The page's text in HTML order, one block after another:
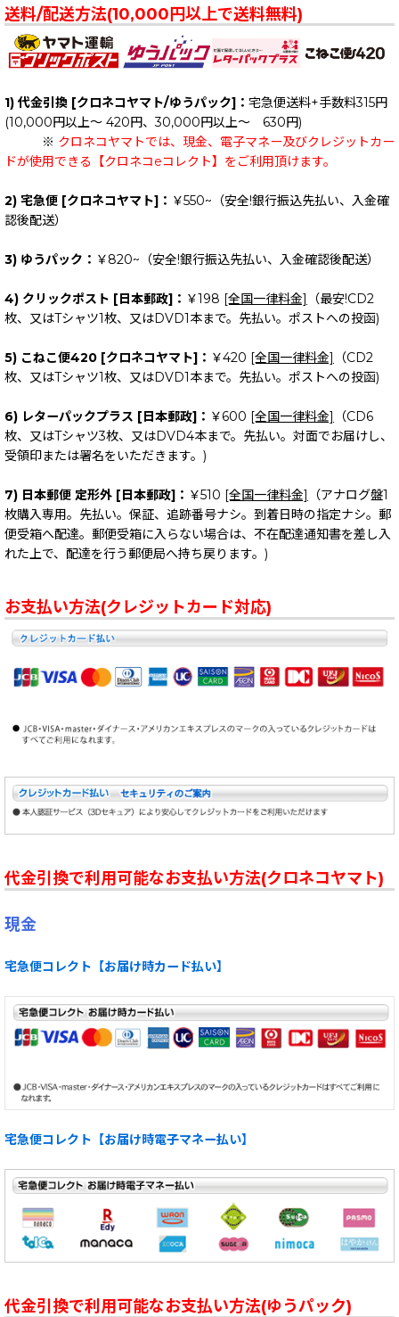
送料/配送方法(10,000円以上で送料無料)
1) 代金引換 [クロネコヤマト/ゆうパック]： 宅急便送料+手数料315円
(10,000円以上～ 420円、30,000円以上～ 630円)
※ クロネコヤマトでは、現金、電子マネー及びクレジットカー
ドが使用できる【クロネコeコレクト】をご利用頂けます。
2) 宅急便 [クロネコヤマト]： ￥550~（安全!銀行振込先払い、入金確
認後配送）
3) ゆうパック： ￥820~（安全!銀行振込先払い、入金確認後配送）
4) クリックポスト [日本郵政]： ￥198 [全国一律料金]
（最安!CD2
枚、又はTシャツ1枚、又はDVD1本まで。先払い。ポストへの投函)
5) こねこ便420 [クロネコヤマト]： ￥420 [全国一律料金]
（CD2
枚、又はTシャツ1枚、又はDVD1本まで。先払い。ポストへの投函)
6) レターパックプラス [日本郵政]： ￥600 [全国一律料金]
（CD6
枚、又はTシャツ3枚、又はDVD4本まで。先払い。対面でお届けし、
受領印または署名をいただきます。)
7) 日本郵便 定形外 [日本郵政]： ￥510 [全国一律料金]
（アナログ盤1
枚購入専用。先払い。保証、追跡番号ナシ。到着日時の指定ナシ。郵
便受箱へ配達。郵便受箱に入らない場合は、不在配達通知書を差し入
れた上で、配達を行う郵便局へ持ち戻ります。)
お支払い方法(クレジットカード対応)
代金引換で利用可能なお支払い方法(クロネコヤマト)
現金
宅急便コレクト【お届け時カード払い】
宅急便コレクト【お届け時電子マネー払い】
代金引換で利用可能なお支払い方法(ゆうパック)